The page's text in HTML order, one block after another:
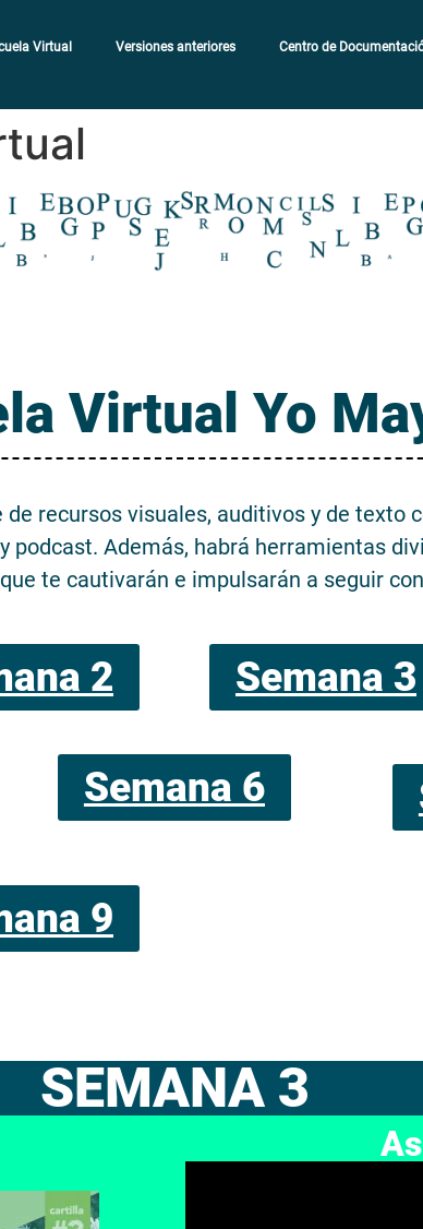
Virtual Versiones anteriores Centro de
Virtual Yo
recursos visuales, auditivos y de texto
podcast. Además, habrá herramientas
te cautivarán e impulsarán a seguir
2 Semana 3
Semana 6
9
SEMANA 3